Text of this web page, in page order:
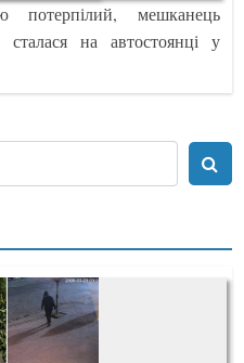
мешканець
сталася на автостоянці у